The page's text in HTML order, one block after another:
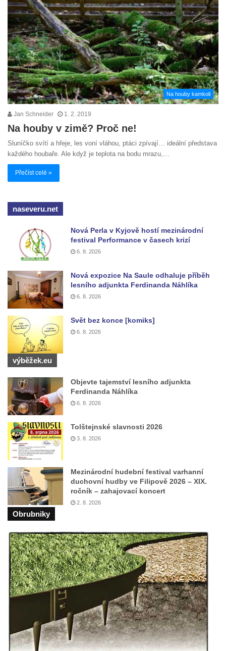
Na houby kamkoli
Jan Schneider 1. 2. 2019
Na houby v zimě? Proč ne!
Sluníčko svítí a hřeje, les voní vláhou, ptáci zpívají… ideální představa
každého houbaře. Ale když je teplota na bodu mrazu,…
Přečíst celé »
naseveru.net
Nová Perla v Kyjově hostí mezinárodní
festival Performance v časech krizí
6. 8. 2026
Nová expozice Na Saule odhaluje příběh
lesního adjunkta Ferdinanda Náhlíka
6. 8. 2026
Svět bez konce [komiks]
6. 8. 2026
výběžek.eu
Objevte tajemství lesního adjunkta
Ferdinanda Náhlíka
6. 8. 2026
Tolštejnské slavnosti 2026
3. 8. 2026
Mezinárodní hudební festival varhanní
duchovní hudby ve Filipově 2026 – XIX.
ročník – zahajovací koncert
2. 8. 2026
Obrubniky